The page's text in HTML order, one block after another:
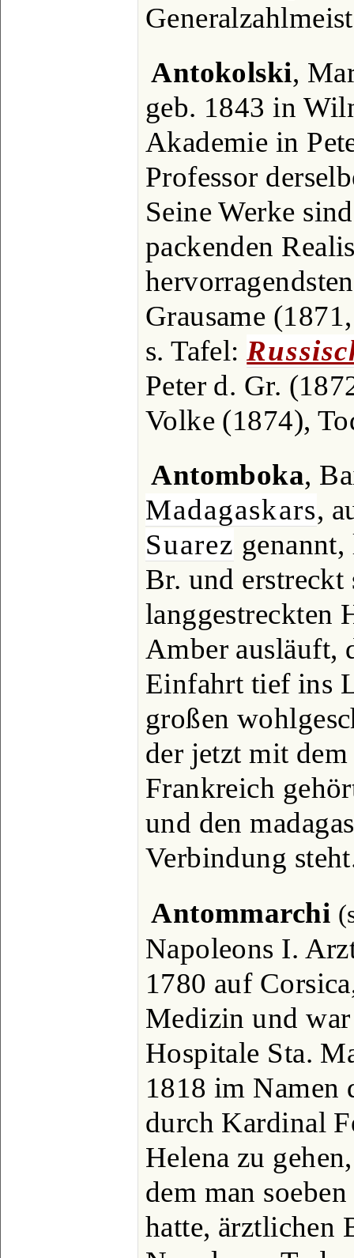
Antokolski,
geb. 1843 in
Akademie in
Professor
Seine Werke
packenden
Grausame
s. Tafel:
Peter d. Gr.
Volke (1874),
Antomboka,
Madagaskars,
Suarez
Br. und erstreckt
langgestreckten
Amber ausläuft,
Einfahrt tief ins
großen
der jetzt mit
Frankreich
und den
Verbindung
Antommarchi
Napoleons I.
1780 auf
Medizin und
Hospitale Sta.
1818 im Namen
durch Kardinal
Helena zu
dem man
hatte, ärztlichen